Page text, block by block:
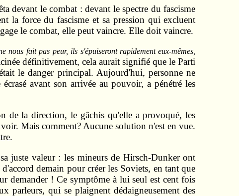
devant le combat : devant le spectre du fascisme
la force du fascisme et sa pression qui excluent
le combat, elle peut vaincre. Elle doit vaincre.
nous fait pas peur, ils s'épuiseront rapidement eux-mêmes,
définitivement, cela aurait signifié que le Parti
le danger principal. Aujourd'hui, personne ne
avant son arrivée au pouvoir, a pénétré les
de la direction, le gâchis qu'elle a provoqué, les
Mais comment? Aucune solution n'est en vue.
juste valeur : les mineurs de Hirsch-Dunker ont
demain pour créer les Soviets, en tant que
demander ! Ce symptôme à lui seul est cent fois
parleurs, qui se plaignent dédaigneusement des